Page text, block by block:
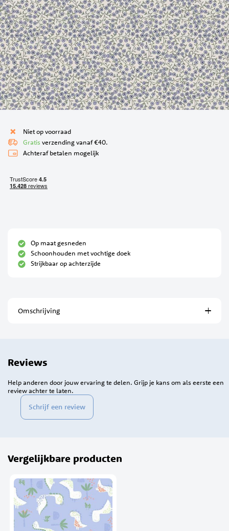
begin
van
afbeeldingen-
gallerij
Niet op voorraad
Gratis verzending vanaf €40.
Achteraf betalen mogelijk
Op maat gesneden
Schoonhouden met vochtige doek
Strijkbaar op achterzijde
Omschrijving
Reviews
Schrijf een review
Help anderen door jouw ervaring te delen. Grijp je kans om als eerste een
review achter te laten.
Vergelijkbare producten